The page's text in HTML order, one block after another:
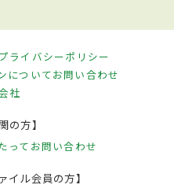
プライバシーポリシー
についてお問い合わせ
社
の方】
って お問い合わせ
イル会員の方】